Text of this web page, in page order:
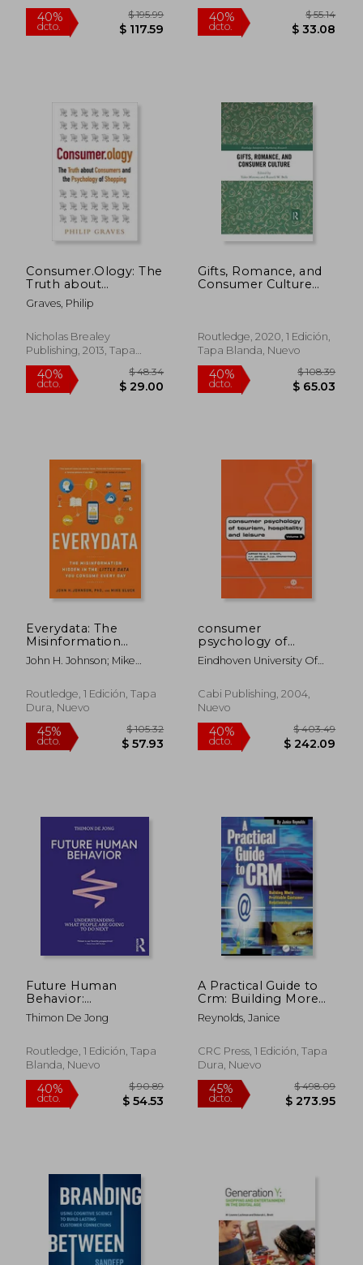
dcto. $ 117.59 dcto.
Consumer.Ology: The
Truth about
Consumers and the
Psychology of
Graves, Philip
Nicholas Brealey
Publishing, 2013, Tapa
Blanda, Nuevo
40%
Gifts, Romance, and
Consumer Culture
(en Inglés)
Routledge, 2020, 1 Edición,
Tapa Blanda, Nuevo
40%
dcto.
Everydata: The
Misinformation
Hidden in the Little
Data you Consume
John H. Johnson; Mike
Routledge, 1 Edición, Tapa
Dura, Nuevo
45%
consumer
psychology of
tourism, hospitality
and leisure: volume 3
Eindhoven University Of
Cabi Publishing, 2004,
Nuevo
40%
dcto.
Future Human
Behavior:
Understanding What
People are Going to
Thimon De Jong
Routledge, 1 Edición, Tapa
Blanda, Nuevo
A Practical Guide to
Crm: Building More
Profitable Customer
Relationships (en
Reynolds, Janice
CRC Press, 1 Edición, Tapa
Dura, Nuevo